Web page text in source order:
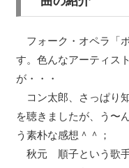
フォーク・オペラ「
す。色んなアーティス
が・・・
コン太郎、さっぱり
を聴きましたが、う〜
う素朴な感想＾＾；
秋元 順子という歌手